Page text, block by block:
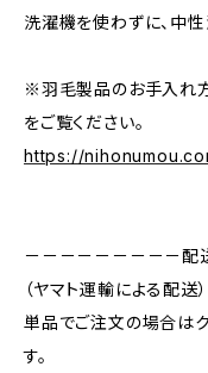
洗濯機を使わずに、中
※羽毛製品のお手入れ方
をご覧ください。
https://
－－－－－－－－－配
（ヤマト運輸による配送）
単品でご注文の場合は
す。